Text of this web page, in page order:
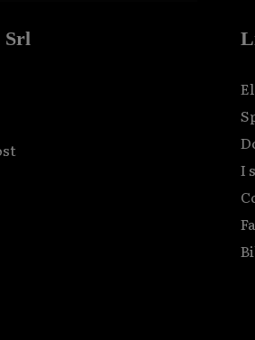
Srl
I